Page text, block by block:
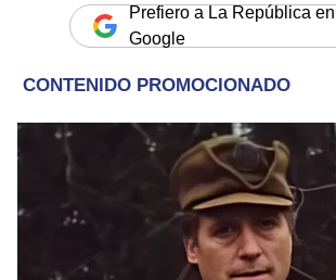
Prefiero a La República en
Google